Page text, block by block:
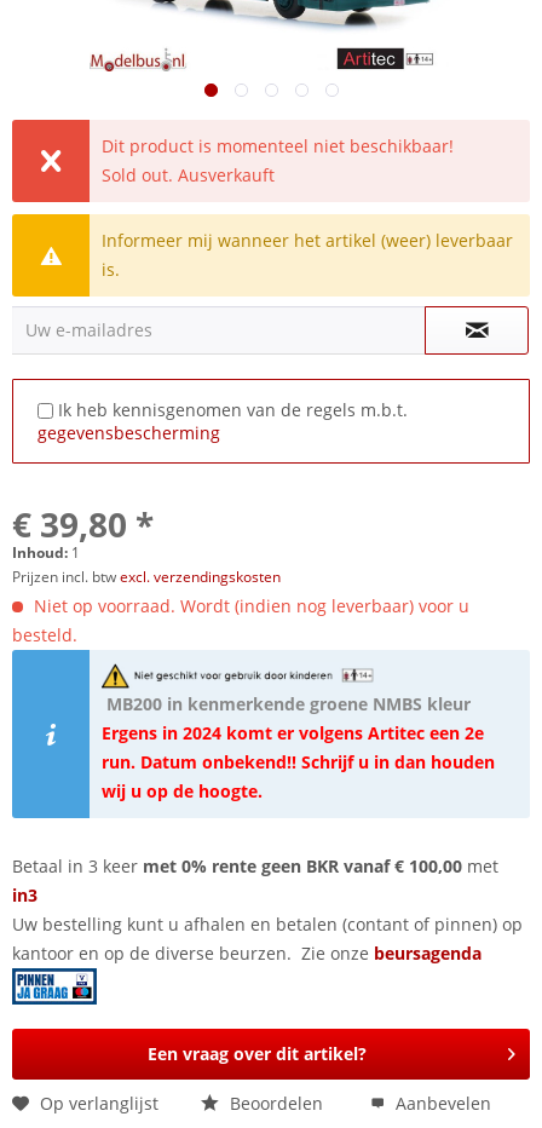
Dit product is momenteel niet beschikbaar!
Sold out. Ausverkauft
Informeer mij wanneer het artikel (weer) leverbaar
is.
Uw e-mailadres
Ik heb kennisgenomen van de regels m.b.t.
gegevensbescherming
€ 39,80 *
Inhoud: 1
Prijzen incl. btwexcl. verzendingskosten
Niet op voorraad. Wordt (indien nog leverbaar) voor u
besteld.
MB200 in kenmerkende groene NMBS kleur
Ergens in 2024 komt er volgens Artitec een 2e
run. Datum onbekend!! Schrijf u in dan houden
wij u op de hoogte.
Betaal in 3 keer met 0% rente geen BKR vanaf € 100,00 met
in3
Uw bestelling kunt u afhalen en betalen (contant of pinnen) op
kantoor en op de diverse beurzen. Zie onze beursagenda
Een vraag over dit artikel?
Op verlanglijst Beoordelen Aanbevelen